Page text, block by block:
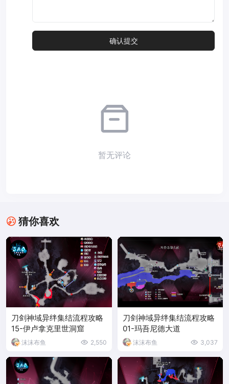
暂无评论
猜你喜欢
刀剑神域异绊集结流程攻略
15-伊卢拿克里世洞窟
沫沫布鱼 2,550
刀剑神域异绊集结流程攻略
01-玛吾尼德大道
沫沫布鱼 3,037